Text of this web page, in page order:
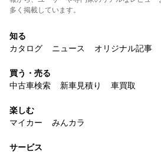
多く掲載しています。
知る
カタログ
ニュース オリジナル記事
買う・売る
中古車検索
新車見積り 車買取
楽しむ
マイカー
みんカラ
サービス